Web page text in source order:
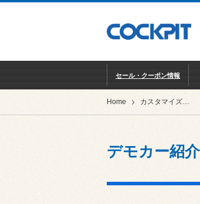
セール・クーポン情報
Home カスタマイズカー紹介
デモカー紹介